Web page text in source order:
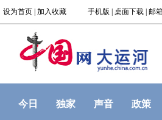
今日 独家 声音 政策